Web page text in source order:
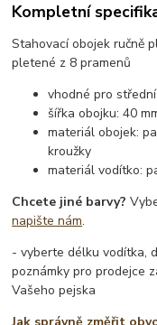
Kompletní
Stahovací obojek ručně
pletené z 8 pramenů
vhodné pro
šířka obojku: 40
materiál obojek:
kroužky
materiál vodítko:
Chcete jiné barvy?
napište nám.
- vyberte délku vodítka,
poznámky pro prodejce
Vašeho pejska